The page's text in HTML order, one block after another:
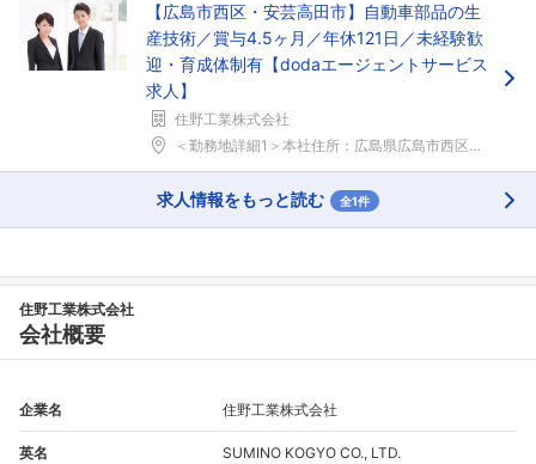
【広島市西区・安芸高田市】自動車部品の生
産技術／賞与4.5ヶ月／年休121日／未経験歓
迎・育成体制有【dodaエージェントサービス
求人】
住野工業株式会社
＜勤務地詳細1＞本社住所：広島県広島市西区商工セン...
求人情報をもっと読む 全1件
住野工業株式会社
会社概要
企業名 住野工業株式会社
英名 SUMINO KOGYO CO., LTD.